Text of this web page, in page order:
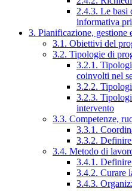
2.4.3. Le basi
informativa
3. Pianificazione, gestione
3.1. Obiettivi del
3.2. Tipologie di
3.2.1.
coinvolti nel
3.2.2.
3.2.3.
intervento
3.3. Competenze,
3.3.1.
3.3.2.
3.4. Metodo di
3.4.1.
3.4.2. Curare
3.4.3.